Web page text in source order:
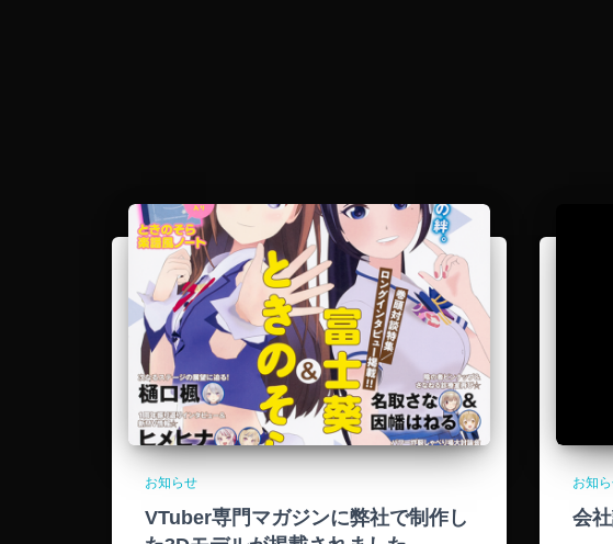
お知らせ
VTuber専門マガジンに弊社で制作し
お知
会